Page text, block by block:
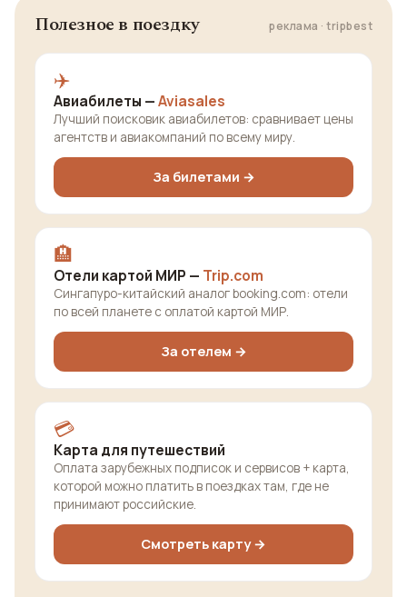
Полезное в поездку реклама · tripbest
✈️
Авиабилеты —Aviasales
Лучший поисковик авиабилетов: сравнивает цены
агентств и авиакомпаний по всему миру.
За билетами →
🏨
Отели картой МИР — Trip.com
Сингапуро-китайский аналог booking.com: отели
по всей планете с оплатой картой МИР.
За отелем →
💳
Карта для путешествий
Оплата зарубежных подписок и сервисов + карта,
которой можно платить в поездках там, где не
принимают российские.
Смотреть карту →